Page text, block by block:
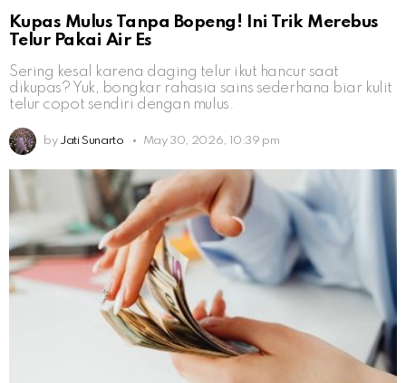
Kupas Mulus Tanpa Bopeng! Ini Trik Merebus
Telur Pakai Air Es
Sering kesal karena daging telur ikut hancur saat
dikupas? Yuk, bongkar rahasia sains sederhana biar kulit
telur copot sendiri dengan mulus.
by Jati Sunarto May 30, 2026, 10:39 pm